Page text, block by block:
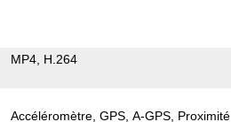
MP4 H.264
Accéléromètre GPS A-GPS Proximité